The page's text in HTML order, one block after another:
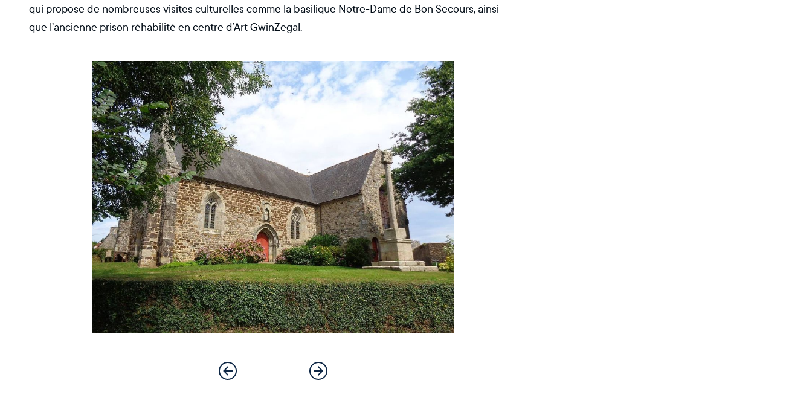
qui propose de nombreuses visites culturelles comme la basilique Notre-Dame de Bon Secours, ainsi
que l’ancienne prison réhabilité en centre d’Art GwinZegal.